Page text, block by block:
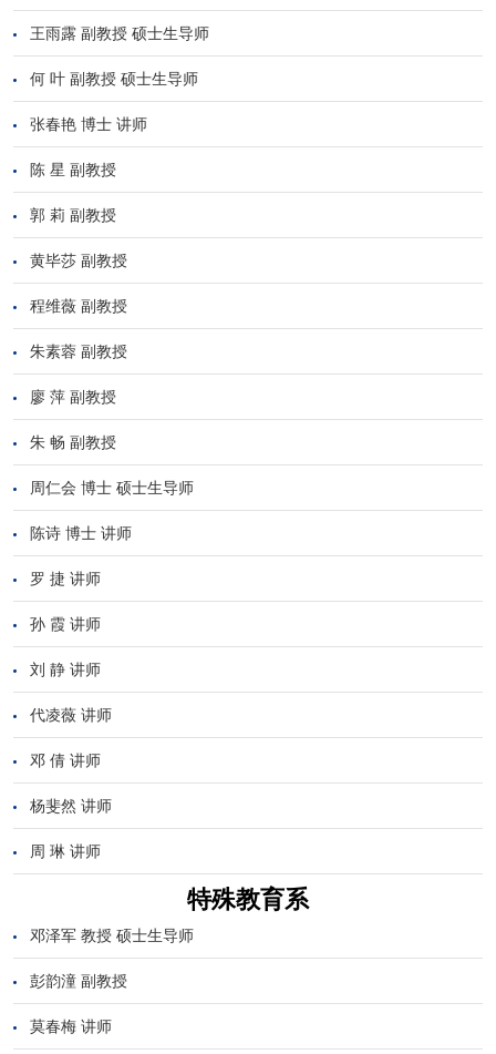
王雨露 副教授 硕士生导师
何 叶 副教授 硕士生导师
张春艳 博士 讲师
陈 星 副教授
郭 莉 副教授
黄毕莎 副教授
程维薇 副教授
朱素蓉 副教授
廖 萍 副教授
朱 畅 副教授
周仁会 博士 硕士生导师
陈诗 博士 讲师
罗 捷 讲师
孙 霞 讲师
刘 静 讲师
代凌薇 讲师
邓 倩 讲师
杨斐然 讲师
周 琳 讲师
特殊教育系
邓泽军 教授 硕士生导师
彭韵潼 副教授
莫春梅 讲师